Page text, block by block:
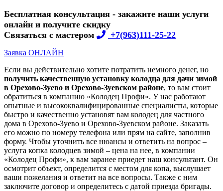
Бесплатная консультация - закажите наши услуги
онлайн и получите скидку
Связаться с мастером
+7(963)111-25-22
Заявка ОНЛАЙН
Если вы действительно хотите потратить немного денег, но
получить качественную установку колодца для дачи зимой
в Орехово-Зуево и Орехово-Зуевском районе, то вам стоит
обратиться в компанию «Колодец Профи». У нас работают
опытные и высококвалифицированные специалисты, которые
быстро и качественно установят вам колодец для частного
дома в Орехово-Зуево и Орехово-Зуевском районе. Заказать
его можно по номеру телефона или прям на сайте, заполнив
форму. Чтобы уточнить все нюансы и ответить на вопрос –
услуга копка колодцев зимой – цена на нее, в компании
«Колодец Профи», к вам заранее приедет наш консультант. Он
осмотрит объект, определится с местом для копа, выслушает
ваши пожелания и ответит на все вопросы. Также с ним
заключите договор и определитесь с датой приезда бригады.